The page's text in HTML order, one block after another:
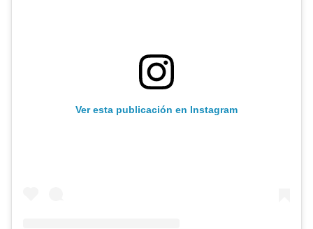
Ver esta publicación en Instagram